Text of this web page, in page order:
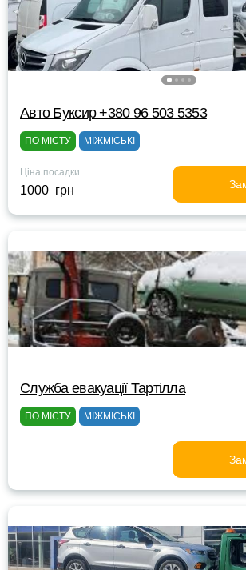
Авто Буксир +380 96 503 5353
ПО МІСТУ МІЖМІСЬКІ
Ціна посадки
1000 грн
Служба евакуації Тартілла
ПО МІСТУ МІЖМІСЬКІ